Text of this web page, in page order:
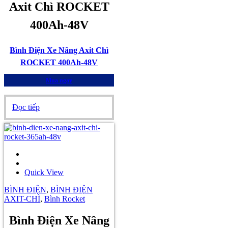
Axit Chì ROCKET
400Ah-48V
Bình Điện Xe Nâng Axit Chì
ROCKET 400Ah-48V
Mua ngay
Đọc tiếp
Quick View
BÌNH ĐIỆN, BÌNH ĐIỆN
AXIT-CHÌ, Bình Rocket
Bình Điện Xe Nâng